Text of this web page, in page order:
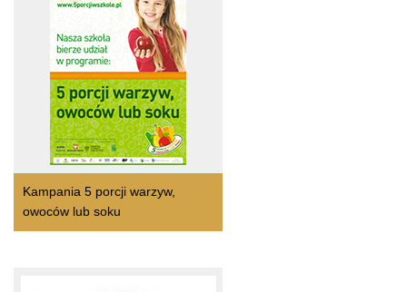
Kampania 5 porcji warzyw,
owoców lub soku